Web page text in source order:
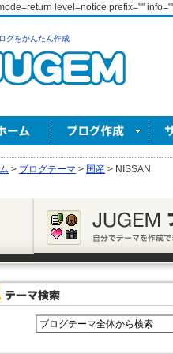
level=notice prefix=""
グをかんたん作成
> ブログテーマ > 国産 > NISSAN